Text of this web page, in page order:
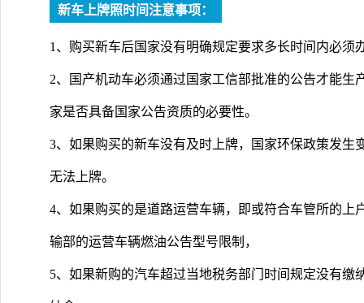
新车上牌照时间注意事项：
1、购买新车后国家没有明确规定要求多长时间内必须
2、国产机动车必须通过国家工信部批准的公告才能
家是否具备国家公告资质的必要性。
3、如果购买的新车没有及时上牌，国家环保政策发生
无法上牌。
4、如果购买的是道路运营车辆，即或符合车管所的上
输部的运营车辆燃油公告型号限制，
5、如果新购的汽车超过当地税务部门时间规定没有